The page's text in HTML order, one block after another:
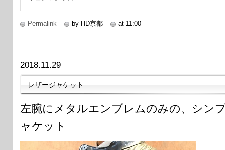
Permalink by HD京都 at 11:00
2018.11.29
レザージャケット
左腕にメタルエンブレムのみの、シン
ャケット